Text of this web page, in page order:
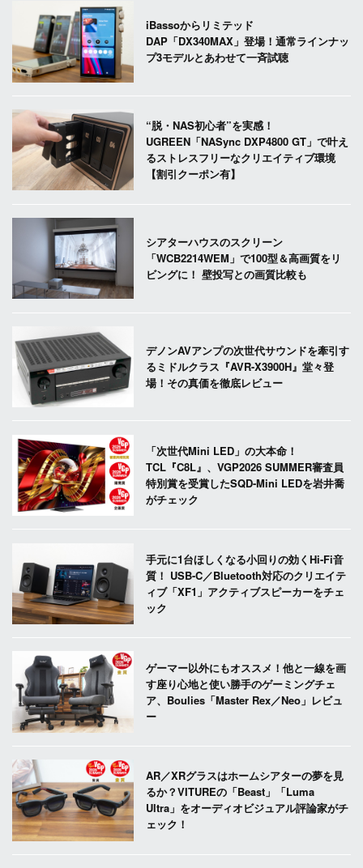
iBassoからリミテッド
DAP「DX340MAX」登場！通常ラインナッ
プ3モデルとあわせて一斉試聴
“脱・NAS初心者”を実感！
UGREEN「NASync DXP4800 GT」で叶え
るストレスフリーなクリエイティブ環境
【割引クーポン有】
シアターハウスのスクリーン
「WCB2214WEM」で100型＆高画質をリ
ビングに！ 壁投写との画質比較も
デノンAVアンプの次世代サウンドを牽引す
るミドルクラス『AVR-X3900H』堂々登
場！その真価を徹底レビュー
「次世代Mini LED」の大本命！
TCL『C8L』、VGP2026 SUMMER審査員
特別賞を受賞したSQD-Mini LEDを岩井喬
がチェック
手元に1台ほしくなる小回りの効くHi-Fi音
質！ USB-C／Bluetooth対応のクリエイテ
ィブ「XF1」アクティブスピーカーをチェ
ック
ゲーマー以外にもオススメ！他と一線を画
す座り心地と使い勝手のゲーミングチェ
ア、Boulies「Master Rex／Neo」レビュ
ー
AR／XRグラスはホームシアターの夢を見
るか？VITUREの「Beast」「Luma
Ultra」をオーディオビジュアル評論家がチ
ェック！